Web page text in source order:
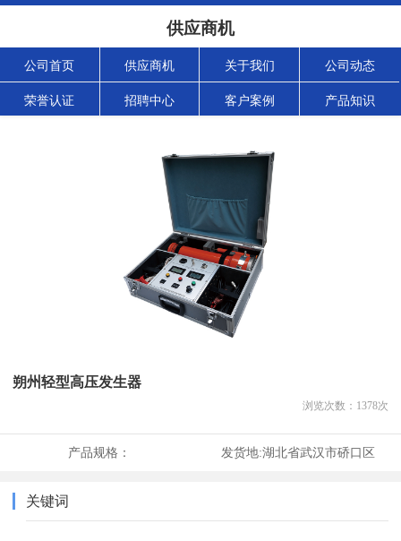
供应商机
公司首页 供应商机 关于我们 公司动态
荣誉认证 招聘中心 客户案例 产品知识
朔州轻型高压发生器
浏览次数： 1378次
产品规格： 发货地:湖北省武汉市硚口区
关键词